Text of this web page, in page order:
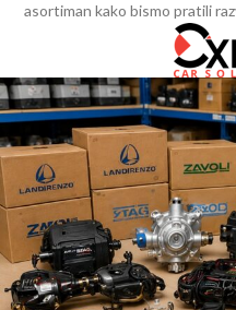
asortiman kako bismo pratili